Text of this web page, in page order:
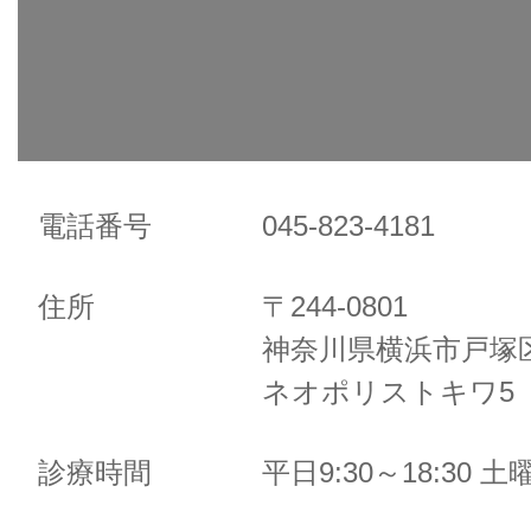
電話番号 045-823-4181
住所
〒244-0801
神奈川県横浜市戸塚
ネオポリストキワ
診療時間 平日9:30～18:30 土